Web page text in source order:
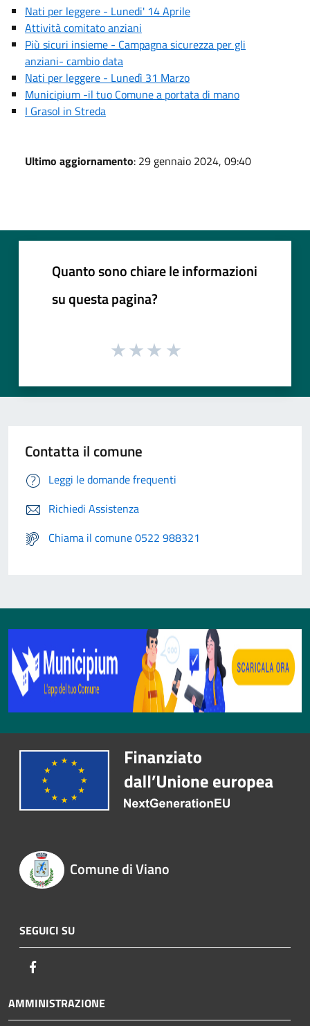
Nati per leggere - Lunedi' 14 Aprile
Attività comitato anziani
Più sicuri insieme - Campagna sicurezza per gli
anziani- cambio data
Nati per leggere - Lunedì 31 Marzo
Municipium -il tuo Comune a portata di mano
I Grasol in Streda
Ultimo aggiornamento: 29 gennaio 2024, 09:40
Quanto sono chiare le informazioni
su questa pagina?
Contatta il comune
Leggi le domande frequenti
Richiedi Assistenza
Chiama il comune 0522 988321
Comune di Viano
SEGUICI SU
AMMINISTRAZIONE